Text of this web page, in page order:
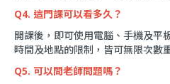
Q4. 這門課可以看多久？
開課後，即可使用電腦、手機及平
時間及地點的限制，皆可無限次數
Q5. 可以問老師問題嗎？